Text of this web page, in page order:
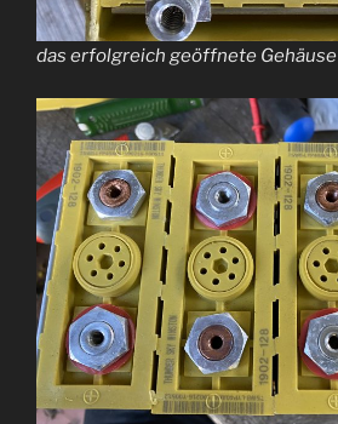
das erfolgreich geöffnete Gehäuse